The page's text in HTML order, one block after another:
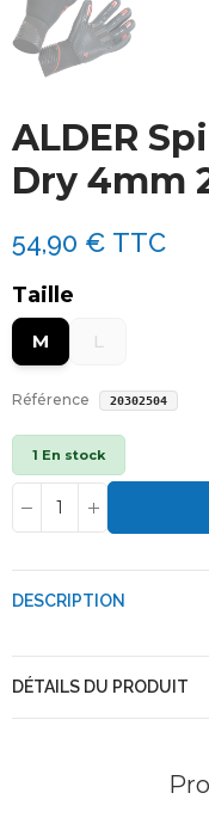
ALDER
Dry 4mm
54,90 € TTC
Taille
M L
Référence 20302504
1 En stock
DESCRIPTION
DÉTAILS DU PRODUIT